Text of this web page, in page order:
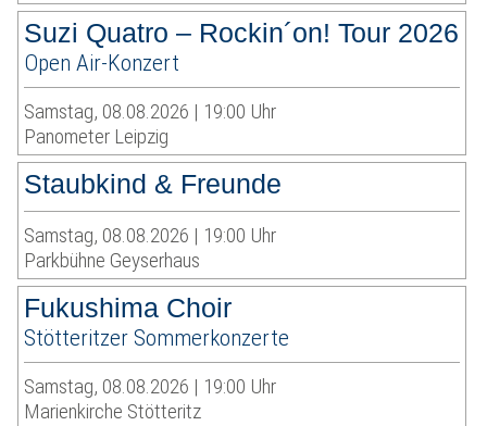
Suzi Quatro – Rockin´on! Tour 2026
Open Air-Konzert
Samstag, 08.08.2026 | 19:00 Uhr
Panometer Leipzig
Staubkind & Freunde
Samstag, 08.08.2026 | 19:00 Uhr
Parkbühne Geyserhaus
Fukushima Choir
Stötteritzer Sommerkonzerte
Samstag, 08.08.2026 | 19:00 Uhr
Marienkirche Stötteritz